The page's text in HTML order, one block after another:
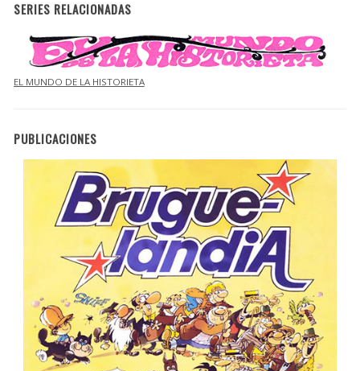
SERIES RELACIONADAS
EL MUNDO DE LA HISTORIETA
PUBLICACIONES